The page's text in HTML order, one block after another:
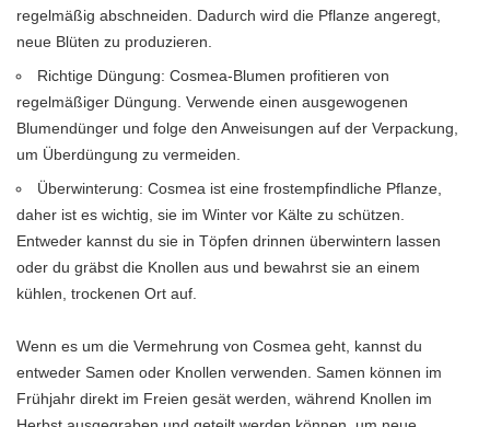
regelmäßig abschneiden. Dadurch wird die Pflanze angeregt,
neue Blüten zu produzieren.
Richtige Düngung: Cosmea-Blumen profitieren von
regelmäßiger Düngung. Verwende einen ausgewogenen
Blumendünger und folge den Anweisungen auf der Verpackung,
um Überdüngung zu vermeiden.
Überwinterung: Cosmea ist eine frostempfindliche Pflanze,
daher ist es wichtig, sie im Winter vor Kälte zu schützen.
Entweder kannst du sie in Töpfen drinnen überwintern lassen
oder du gräbst die Knollen aus und bewahrst sie an einem
kühlen, trockenen Ort auf.
Wenn es um die Vermehrung von Cosmea geht, kannst du
entweder Samen oder Knollen verwenden. Samen können im
Frühjahr direkt im Freien gesät werden, während Knollen im